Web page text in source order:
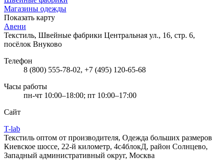
Магазины одежды
Показать карту
Авени
Текстиль, Швейные фабрики Центральная ул., 16, стр. 6,
посёлок Внуково
Телефон
8 (800) 555-78-02, +7 (495) 120-65-68
Часы работы
пн-чт 10:00–18:00; пт 10:00–17:00
Сайт
T-lab
Текстиль оптом от производителя, Одежда больших размеров
Киевское шоссе, 22-й километр, 4с4блокД, район Солнцево,
Западный административный округ, Москва